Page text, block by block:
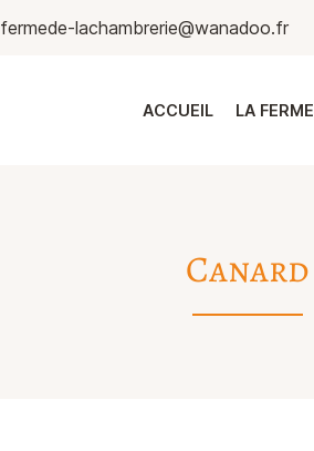
ACCUEIL LA FERME
Canard